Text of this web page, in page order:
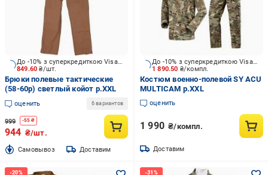
849.60₴/шт.
До -10% з суперкредиткою Visa Вигода
Брюки полевые тактические
(58-60р) светлый койот р.XXL
оценить 6 вариантов
999 -55 ₴
944 ₴/шт.
Cамовывоз Доставим
1 890.50 ₴/компл.
До -10% з суперкредиткою Visa Вигода
Костюм военно-полевой SY ACU
MULTICAM р.XXL
оценить
1 990 ₴/компл.
Доставим